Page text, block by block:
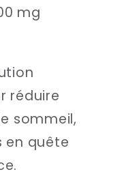
mg
réduire
sommeil,
en quête